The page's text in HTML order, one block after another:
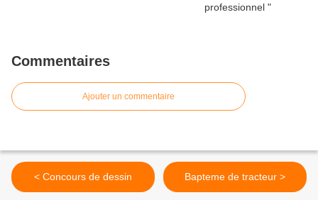
Commentaires
Ajouter un commentaire
< Concours de dessin Bapteme de tracteur >